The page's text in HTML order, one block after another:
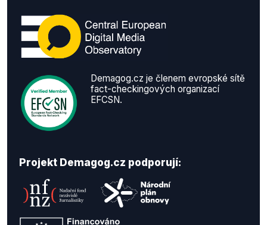
Demagog.cz je členem evropské sítě
fact-checkingových organizací
EFCSN.
Projekt Demagog.cz podporují: